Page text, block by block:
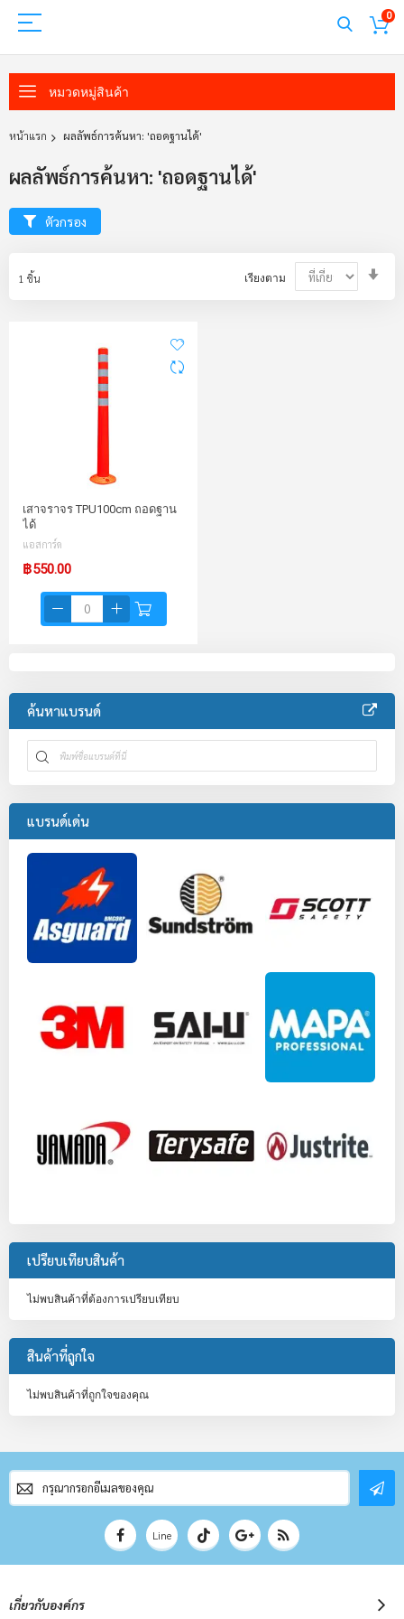
0
หมวดหมู่สินค้า
หน้าแรก ผลลัพธ์การค้นหา: 'ถอดฐานได้'
ผลลัพธ์การค้นหา: 'ถอดฐานได้'
1 ชิ้น เรียงตาม
เสาจราจร TPU100cm ถอดฐาน
ได้
แอสการ์ด
฿550.00
ตัวกรอง
ค้นหาแบรนด์
แบรนด์เด่น
เปรียบเทียบสินค้า
ไม่พบสินค้าที่ต้องการเปรียบเทียบ
สินค้าที่ถูกใจ
ไม่พบสินค้าที่ถูกใจของคุณ
สมัคร
สมาชิก
จดหมาย
Line
เกี่ยวกับองค์กร